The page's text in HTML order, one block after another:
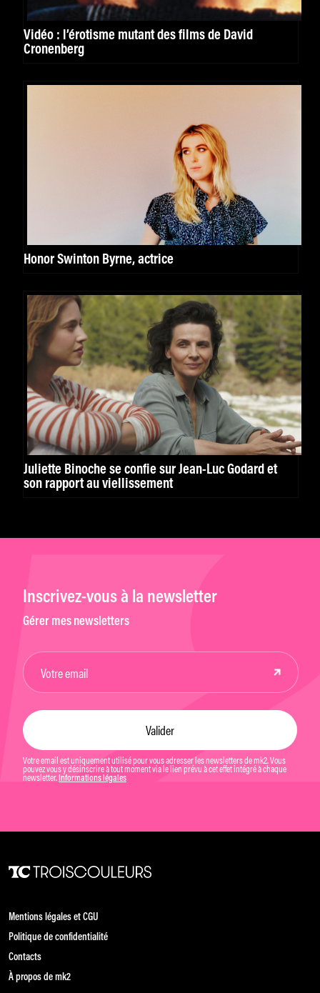
Vidéo : l’érotisme mutant des films de David
Cronenberg
Honor Swinton Byrne, actrice
Juliette Binoche se confie sur Jean-Luc Godard et
son rapport au viellissement
Inscrivez-vous à la newsletter
Gérer mes newsletters
Votre email est uniquement utilisé pour vous adresser les newsletters de mk2. Vous
pouvez vous y désinscrire à tout moment via le lien prévu à cet effet intégré à chaque
newsletter. Informations légales
Mentions légales et CGU
Politique de confidentialité
Contacts
À propos de mk2